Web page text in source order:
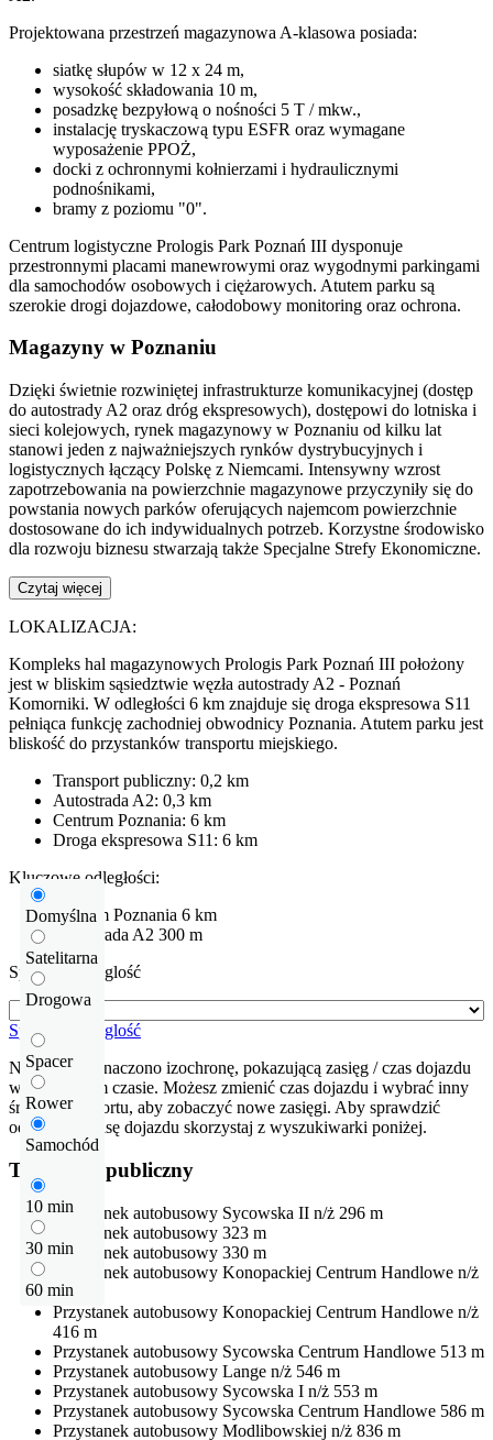
Projektowana przestrzeń magazynowa A-klasowa posiada:
siatkę słupów w 12 x 24 m,
wysokość składowania 10 m,
posadzkę bezpyłową o nośności 5 T / mkw.,
instalację tryskaczową typu ESFR oraz wymagane
wyposażenie PPOŻ,
docki z ochronnymi kołnierzami i hydraulicznymi
podnośnikami,
bramy z poziomu "0".
Centrum logistyczne Prologis Park Poznań III dysponuje
przestronnymi placami manewrowymi oraz wygodnymi parkingami
dla samochodów osobowych i ciężarowych. Atutem parku są
szerokie drogi dojazdowe, całodobowy monitoring oraz ochrona.
Magazyny w Poznaniu
Dzięki świetnie rozwiniętej infrastrukturze komunikacyjnej (dostęp
do autostrady A2 oraz dróg ekspresowych), dostępowi do lotniska i
sieci kolejowych, rynek magazynowy w Poznaniu od kilku lat
stanowi jeden z najważniejszych rynków dystrybucyjnych i
logistycznych łączący Polskę z Niemcami. Intensywny wzrost
zapotrzebowania na powierzchnie magazynowe przyczyniły się do
powstania nowych parków oferujących najemcom powierzchnie
dostosowane do ich indywidualnych potrzeb. Korzystne środowisko
dla rozwoju biznesu stwarzają także Specjalne Strefy Ekonomiczne.
Czytaj więcej
LOKALIZACJA:
Kompleks hal magazynowych Prologis Park Poznań III położony
jest w bliskim sąsiedztwie węzła autostrady A2 - Poznań
Komorniki. W odległości 6 km znajduje się droga ekspresowa S11
pełniąca funkcję zachodniej obwodnicy Poznania. Atutem parku jest
bliskość do przystanków transportu miejskiego.
Transport publiczny: 0,2 km
Autostrada A2: 0,3 km
Centrum Poznania: 6 km
Droga ekspresowa S11: 6 km
Domyślna
Satelitarna
Drogowa
Spacer
Rower
Samochód
10 min
30 min
60 min
Kluczowe odległości:
centrum Poznania 6 km
Autostrada A2 300 m
Sprawdź odleglość
Sprawdź odleglość
Na mapie zaznaczono izochronę, pokazującą zasięg / czas dojazdu
w określonym czasie. Możesz zmienić czas dojazdu i wybrać inny
środek transportu, aby zobaczyć nowe zasięgi. Aby sprawdzić
odłegłość i trasę dojazdu skorzystaj z wyszukiwarki poniżej.
Transport publiczny
Przystanek autobusowy Sycowska II n/ż 296 m
Przystanek autobusowy 323 m
Przystanek autobusowy 330 m
Przystanek autobusowy Konopackiej Centrum Handlowe n/ż
339 m
Przystanek autobusowy Konopackiej Centrum Handlowe n/ż
416 m
Przystanek autobusowy Sycowska Centrum Handlowe 513 m
Przystanek autobusowy Lange n/ż 546 m
Przystanek autobusowy Sycowska I n/ż 553 m
Przystanek autobusowy Sycowska Centrum Handlowe 586 m
Przystanek autobusowy Modlibowskiej n/ż 836 m